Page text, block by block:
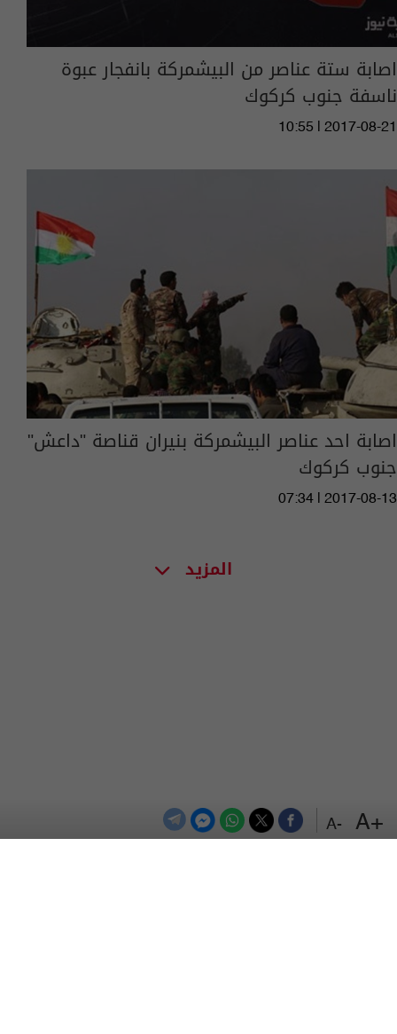
+A
-A
اصابة ستة عناصر من البيشمركة بانفجار عبوة
ناسفة جنوب كركوك
10:55 | 2017-08-21
اصابة احد عناصر البيشمركة بنيران قناصة "داعش"
جنوب كركوك
07:34 | 2017-08-13
المزيد